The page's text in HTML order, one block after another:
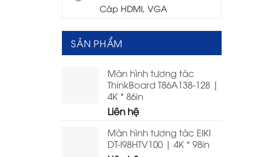
Cáp HDMI, VGA
SẢN PHẨM
Màn hình tương tác
ThinkBoard T86A138-128 |
4K * 86in
Liên hệ
Màn hình tương tác EIKI
DT-I98HTV100 | 4K * 98in